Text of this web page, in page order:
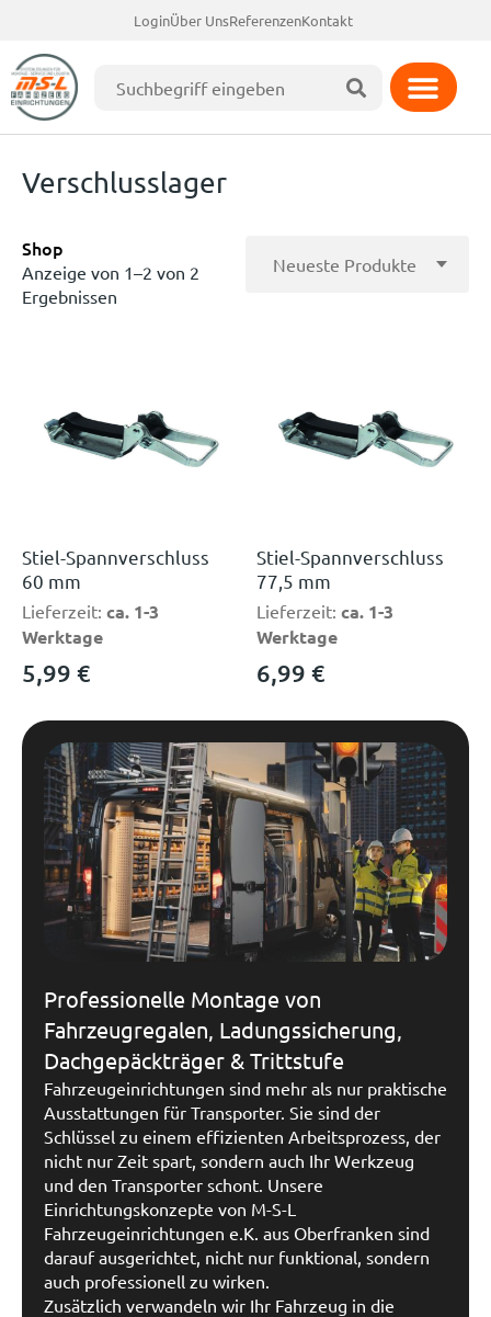
LoginÜber UnsReferenzenKontakt
Verschlusslager
Shop
Anzeige von 1–2 von 2
Ergebnissen
Stiel-Spannverschluss
60 mm
Lieferzeit: ca. 1-3
Werktage
5,99 €
Stiel-Spannverschluss
77,5 mm
Lieferzeit: ca. 1-3
Werktage
6,99 €
Professionelle Montage von
Fahrzeugregalen, Ladungssicherung,
Dachgepäckträger & Trittstufe
Fahrzeugeinrichtungen sind mehr als nur praktische
Ausstattungen für Transporter. Sie sind der
Schlüssel zu einem effizienten Arbeitsprozess, der
nicht nur Zeit spart, sondern auch Ihr Werkzeug
und den Transporter schont. Unsere
Einrichtungskonzepte von M-S-L
Fahrzeugeinrichtungen e.K. aus Oberfranken sind
darauf ausgerichtet, nicht nur funktional, sondern
auch professionell zu wirken.
Zusätzlich verwandeln wir Ihr Fahrzeug in die